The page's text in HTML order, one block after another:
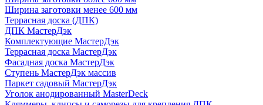
Ширина заготовки менее 600 мм
Террасная доска (ДПК)
ДПК МастерДэк
Комплектующие МастерДэк
Террасная доска МастерДэк
Фасадная доска МастерДэк
Ступень МастерДэк массив
Паркет садовый МастерДэк
Уголок анодированный MasterDeck